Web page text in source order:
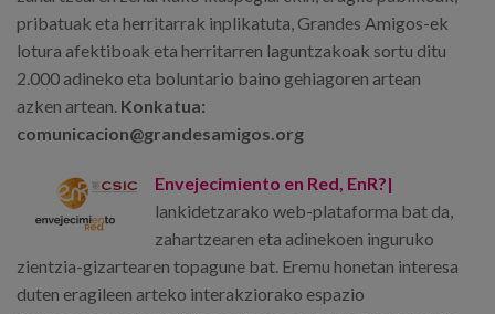
pribatuak eta herritarrak inplikatuta, Grandes Amigos-ek
lotura afektiboak eta herritarren laguntzakoak sortu ditu
2.000 adineko eta boluntario baino gehiagoren artean
azken artean. Konkatua:
comunicacion@grandesamigos.org
Envejecimiento en Red, EnR?|
lankidetzarako web-plataforma bat da,
zahartzearen eta adinekoen inguruko
zientzia-gizartearen topagune bat. Eremu honetan interesa
duten eragileen arteko interakziorako espazio